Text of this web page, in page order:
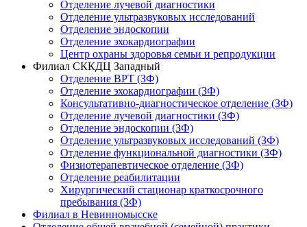
Отделение лучевой диагностики
Отделение ультразвуковых исследований
Отделение эндоскопии
Отделение эхокардиографии
Центр охраны здоровья семьи и репродукции
Филиал СККДЦ Западный
Отделение ВРТ (ЗФ)
Отделение эхокардиографии (ЗФ)
Консультативно-диагностическое отделение (ЗФ)
Отделение лучевой диагностики (ЗФ)
Отделение эндоскопии (ЗФ)
Отделение ультразвуковых исследований (ЗФ)
Отделение функциональной диагностики (ЗФ)
Физиотерапевтическое отделение (ЗФ)
Отделение реабилитации
Хирургический стационар краткосрочного
пребывания (ЗФ)
Филиал в Невинномысске